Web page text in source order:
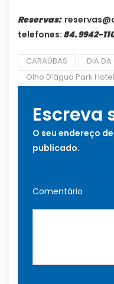
Reservas:
telefones: 84. 9942-
CARAÚBAS DIA
Olho D’água Park Hotel
Escreva
O seu endereço
publicado.
Comentário